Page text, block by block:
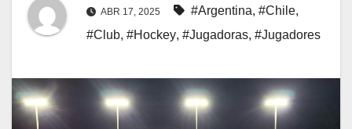
ABR 17, 2025 #Argentina, #Chile,
#Club, #Hockey, #Jugadoras, #Jugadores